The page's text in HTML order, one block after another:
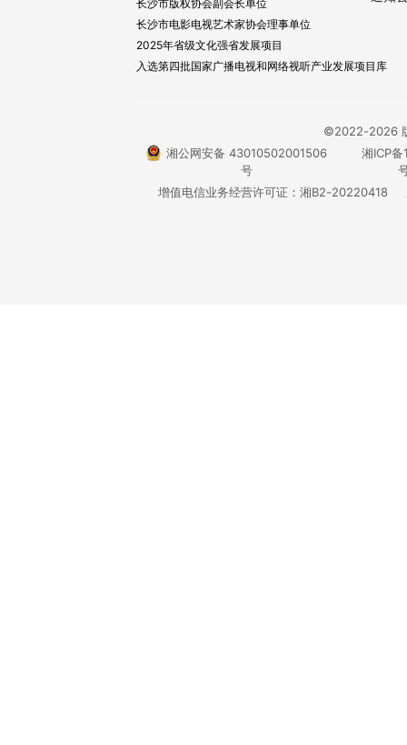
长沙市版权协会副会长单位
长沙市电影电视艺术家协会理事单位
2025年省级文化强省发展项目
入选第四批国家广播电视和网络视听产业发展项目库
©2022-2026
湘公网安备 43010502001506
号
湘ICP
增值电信业务经营许可证：湘B2-20220418